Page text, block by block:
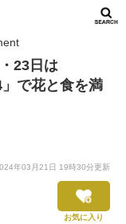
23日は
で花と食を満
年03月21日 19時30分更新
お気に入り